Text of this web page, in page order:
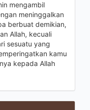
mengambil
meninggalkan
berbuat demikian,
Allah, kecuali
sesuatu yang
kamu
kepada Allah